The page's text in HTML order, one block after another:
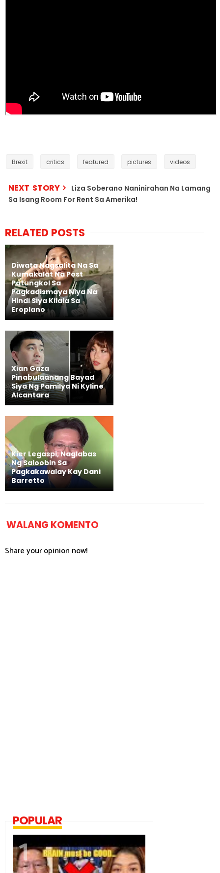
Brexit critics featured pictures videos
NEXT STORY
Liza Soberano Naninirahan Na Lamang
Sa Isang Room For Rent Sa Amerika!
RELATED POSTS
Diwata Nagsalita Na Sa
Kumakalat Na Post
Patungkol Sa
Pagkadismaya Niya Na
Hindi Siya Kilala Sa
Eroplano
Xian Gaza
Pinabulaanang Bayad
Siya Ng Pamilya Ni Kyline
Alcantara
Kier Legaspi, Naglabas
Ng Saloobin Sa
Pagkakawalay Kay Dani
Barretto
WALANG KOMENTO
Share your opinion now!
POPULAR